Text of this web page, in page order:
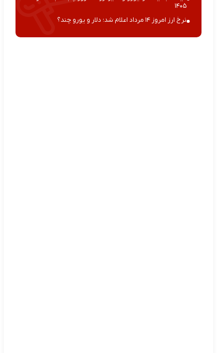
۱۴۰۵
نرخ ارز امروز ۱۴ مرداد اعلام شد؛ دلار و یورو چند؟